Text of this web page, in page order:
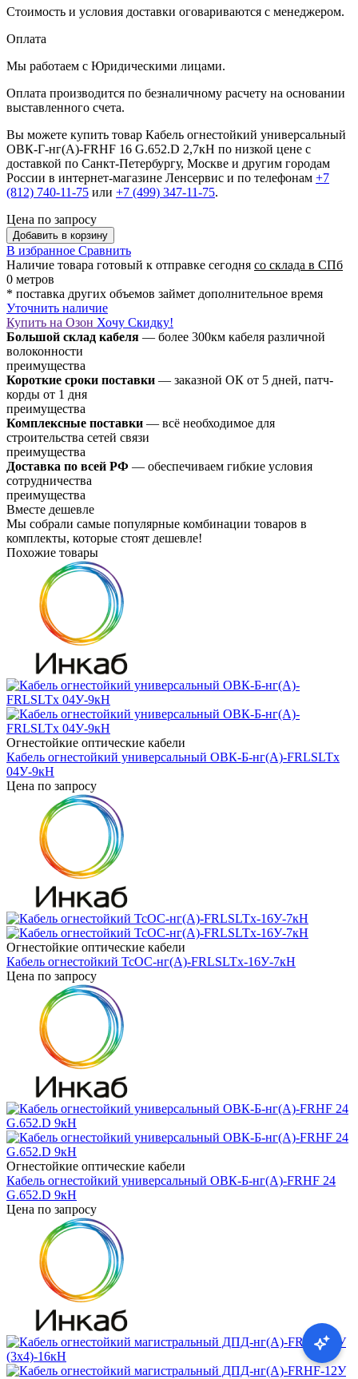
Стоимость и условия доставки оговариваются с менеджером.
Оплата
Мы работаем с Юридическими лицами.
Оплата производится по безналичному расчету на основании
выставленного счета.
Вы можете купить товар Кабель огнестойкий универсальный
ОВК-Г-нг(А)-FRHF 16 G.652.D 2,7кН по низкой цене с
доставкой по Санкт-Петербургу, Москве и другим городам
России в интернет-магазине Ленсервис и по телефонам +7
(812) 740-11-75 или +7 (499) 347-11-75.
Цена по запросу
Добавить в корзину
В избранное Сравнить
Наличие товара готовый к отправке сегодня со склада в СПб
0 метров
* поставка других объемов займет дополнительное время
Уточнить наличие
Купить на Озон Хочу Скидку!
Большой склад кабеля — более 300км кабеля различной
волоконности
преимущества
Короткие сроки поставки — заказной ОК от 5 дней, патч-
корды от 1 дня
преимущества
Комплексные поставки — всё необходимое для
строительства сетей связи
преимущества
Доставка по всей РФ — обеспечиваем гибкие условия
сотрудничества
преимущества
Вместе дешевле
Мы собрали самые популярные комбинации товаров в
комплекты, которые стоят дешевле!
Похожие товары
Огнестойкие оптические кабели
Кабель огнестойкий универсальный ОВК-Б-нг(А)-FRLSLTx
04У-9кН
Цена по запросу
Огнестойкие оптические кабели
Кабель огнестойкий ТсОС-нг(А)-FRLSLTx-16У-7кН
Цена по запросу
Огнестойкие оптические кабели
Кабель огнестойкий универсальный ОВК-Б-нг(А)-FRHF 24
G.652.D 9кН
Цена по запросу